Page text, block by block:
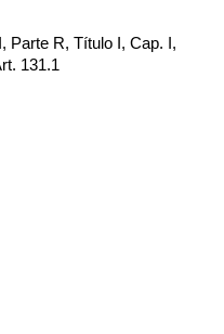
Parte R, Título I, Cap. I,
131.1